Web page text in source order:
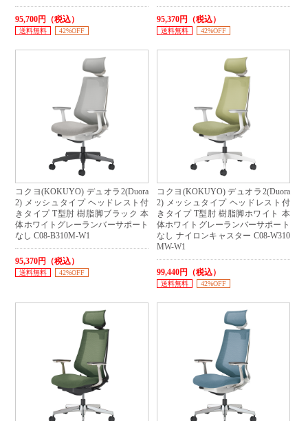
95,700円（税込）
送料無料 42%OFF
95,370円（税込）
送料無料 42%OFF
コクヨ(KOKUYO) デュオラ2(Duora
2) メッシュタイプ ヘッドレスト付
きタイプ T型肘 樹脂脚ブラック 本
体ホワイトグレーランバーサポート
なし C08-B310M-W1
95,370円（税込）
送料無料 42%OFF
コクヨ(KOKUYO) デュオラ2(Duora
2) メッシュタイプ ヘッドレスト付
きタイプ T型肘 樹脂脚ホワイト 本
体ホワイトグレーランバーサポート
なし ナイロンキャスター C08-W310
MW-W1
99,440円（税込）
送料無料 42%OFF